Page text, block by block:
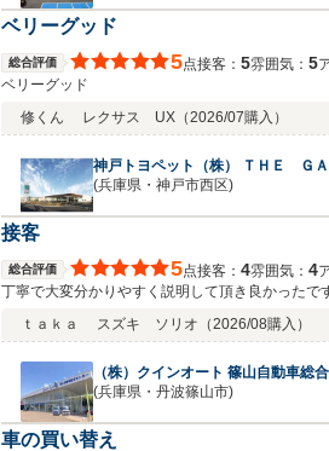
ベリーグッド
総合評価 5点接客： 5雰囲気： 5
ベリーグッド
修くん
レクサス UX （2026/07購入）
神戸トヨペット（株） ＴＨＥ Ｇ
(兵庫県・神戸市西区)
接客
総合評価 5点接客： 4雰囲気： 4
丁寧で大変分かりやすく説明して頂き良かったで
ｔａｋａ
スズキ ソリオ （2026/08購入）
（株）クインオート 篠山自動車総
(兵庫県・丹波篠山市)
車の買い替え